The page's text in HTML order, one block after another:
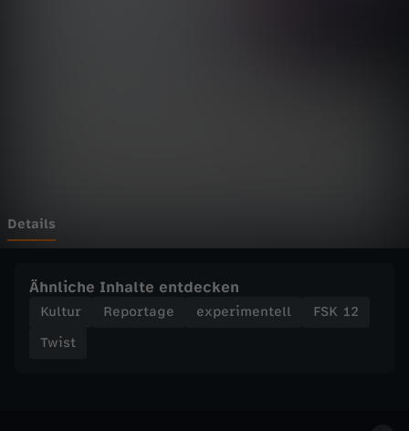
S
h
Details
Ähnliche Inhalte entdecken
Kultur Reportage experimentell
FSK 12
Twist